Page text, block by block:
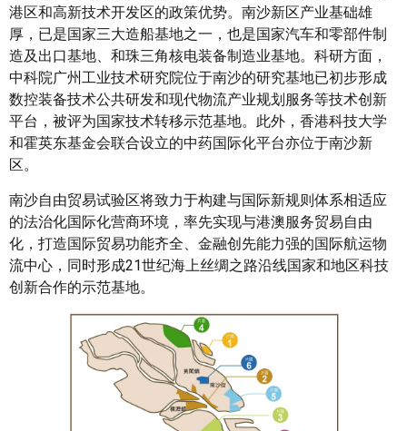
港区和高新技术开发区的政策优势。南沙新区产业基础雄
厚，已是国家三大造船基地之一，也是国家汽车和零部件制
造及出口基地、和珠三角核电装备制造业基地。科研方面，
中科院广州工业技术研究院位于南沙的研究基地已初步形成
数控装备技术公共研发和现代物流产业规划服务等技术创新
平台，被评为国家技术转移示范基地。此外，香港科技大学
和霍英东基金会联合设立的中药国际化平台亦位于南沙新
区。
南沙自由贸易试验区将致力于构建与国际新规则体系相适应
的法治化国际化营商环境，率先实现与港澳服务贸易自由
化，打造国际贸易功能齐全、金融创先能力强的国际航运物
流中心，同时形成21世纪海上丝绸之路沿线国家和地区科技
创新合作的示范基地。